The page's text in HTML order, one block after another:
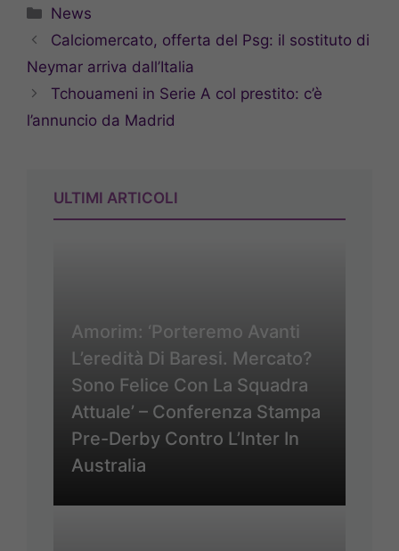
Categorie
News
Calciomercato, offerta del Psg: il sostituto di
Neymar arriva dall’Italia
Tchouameni in Serie A col prestito: c’è
l’annuncio da Madrid
ULTIMI ARTICOLI
Amorim: ‘Porteremo Avanti
L’eredità Di Baresi. Mercato?
Sono Felice Con La Squadra
Attuale’ – Conferenza Stampa
Pre-Derby Contro L’Inter In
Australia